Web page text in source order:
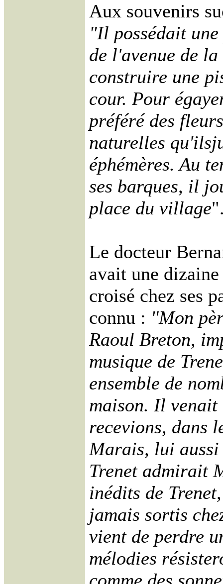
Aux souvenirs
"Il possédait
de l'avenue de
construire une
cour. Pour
préféré des
naturelles
éphémères. Au
ses barques, il
place du village
Le docteur
avait une
croisé chez ses
connu : "Mon
Raoul Breton,
musique de
ensemble de
maison. Il venait
recevions, dans
Marais, lui aussi
Trenet admirait
inédits de
jamais sortis
vient de perdre
mélodies